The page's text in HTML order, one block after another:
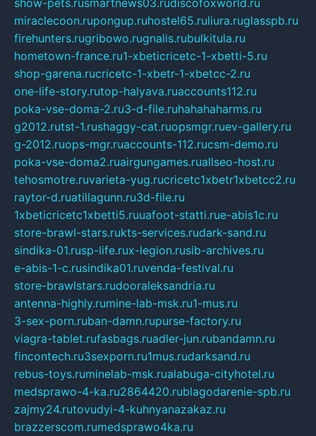
miraclecoon.rupongup.ruhostel65.ruliura.ruglasspb.ru
firehunters.rugribowo.rugnalis.rubulkitula.ru
hometown-france.ru1-xbeticricetc-1-xbetti-5.ru
shop-garena.rucricetc-1-xbetr-1-xbetcc-2.ru
one-life-story.rutop-halyava.ruaccounts112.ru
poka-vse-doma-2.ru3-d-file.ruhahahaharms.ru
g2012.rutst-1.rushaggy-cat.ruopsmgr.ruev-gallery.ru
g-2012.ruops-mgr.ruaccounts-112.rucsm-demo.ru
poka-vse-doma2.ruairgungames.ruallseo-host.ru
tehosmotre.ruvarieta-yug.rucricetc1xbetr1xbetcc2.ru
raytor-d.ruatillagunn.ru3d-file.ru
1xbeticricetc1xbetti5.ruuafoot-statti.rue-abis1c.ru
store-brawl-stars.rukts-services.rudark-sand.ru
sindika-01.rusp-life.rux-legion.rusib-archives.ru
e-abis-1-c.rusindika01.ruvenda-festival.ru
store-brawlstars.rudooraleksandria.ru
antenna-highly.rumine-lab-msk.ru1-mus.ru
3-sex-porn.ruban-damn.rupurse-factory.ru
viagra-tablet.rufasbags.ruadler-jun.rubandamn.ru
fincontech.ru3sexporn.ru1mus.rudarksand.ru
rebus-toys.ruminelab-msk.rualabuga-cityhotel.ru
medsprawo-4-ka.ru2864420.rublagodarenie-spb.ru
zajmy24.rutovudyi-4-kuhnyanazakaz.ru
brazzerscom.rumedsprawo4ka.ru